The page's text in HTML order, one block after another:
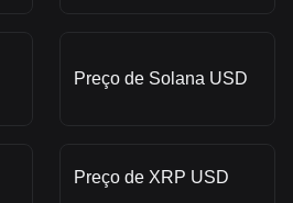
Preço de Solana USD
Preço de XRP USD